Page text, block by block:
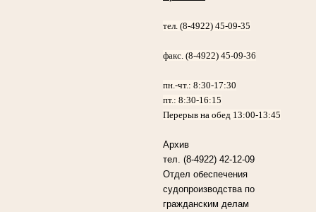
тел. (8-4922) 45-09-35
факс. (8-4922) 45-09-36
пн.-чт.:8:30-17:30
пт.:8:30-16:15
Перерыв на обед 13:00-13:45
Архив
тел. (8-4922) 42-12-09
Отдел обеспечения
судопроизводства по
гражданским делам